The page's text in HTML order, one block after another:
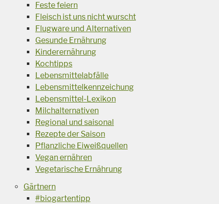
Feste feiern
Fleisch ist uns nicht wurscht
Flugware und Alternativen
Gesunde Ernährung
Kinderernährung
Kochtipps
Lebensmittelabfälle
Lebensmittelkennzeichung
Lebensmittel-Lexikon
Milchalternativen
Regional und saisonal
Rezepte der Saison
Pflanzliche Eiweißquellen
Vegan ernähren
Vegetarische Ernährung
Gärtnern
#biogartentipp